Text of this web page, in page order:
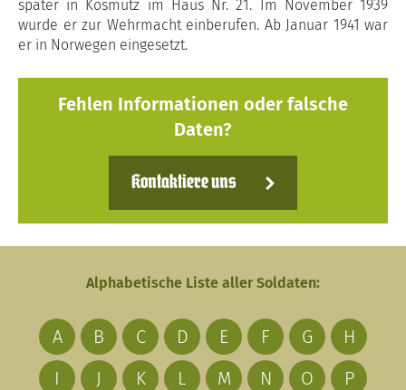
später in Kosmütz im Haus Nr. 21. Im November 1939
wurde er zur Wehrmacht einberufen. Ab Januar 1941 war
er in Norwegen eingesetzt.
Fehlen Informationen oder falsche
Daten?
Kontaktiere uns
Alphabetische Liste aller Soldaten:
A B C D E F G
H
I
J K L M N O
P